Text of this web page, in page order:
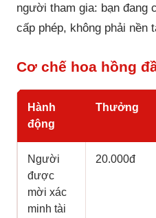
người tham gia: bạn đang
cấp phép, không phải nền
Cơ chế hoa hồng
Hành
động
Thưởng
Người
được
mời xác
minh tài
20.000đ